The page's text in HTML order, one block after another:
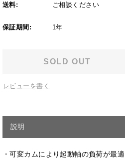
送料: ご相談ください
保証期間: 1年
SOLD OUT
レビューを書く
説明
・可変カムにより起動軸の負荷が最